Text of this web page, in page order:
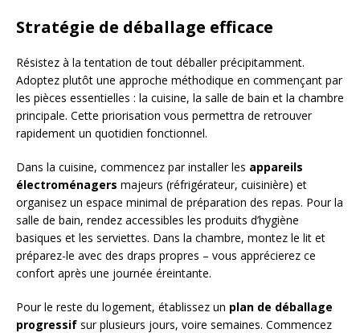
Stratégie de déballage efficace
Résistez à la tentation de tout déballer précipitamment.
Adoptez plutôt une approche méthodique en commençant par
les pièces essentielles : la cuisine, la salle de bain et la chambre
principale. Cette priorisation vous permettra de retrouver
rapidement un quotidien fonctionnel.
Dans la cuisine, commencez par installer les appareils
électroménagers majeurs (réfrigérateur, cuisinière) et
organisez un espace minimal de préparation des repas. Pour la
salle de bain, rendez accessibles les produits d’hygiène
basiques et les serviettes. Dans la chambre, montez le lit et
préparez-le avec des draps propres – vous apprécierez ce
confort après une journée éreintante.
Pour le reste du logement, établissez un plan de déballage
progressif sur plusieurs jours, voire semaines. Commencez